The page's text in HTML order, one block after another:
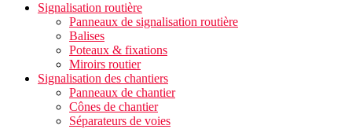
Signalisation routière
Panneaux de signalisation routière
Balises
Poteaux & fixations
Miroirs routier
Signalisation des chantiers
Panneaux de chantier
Cônes de chantier
Séparateurs de voies